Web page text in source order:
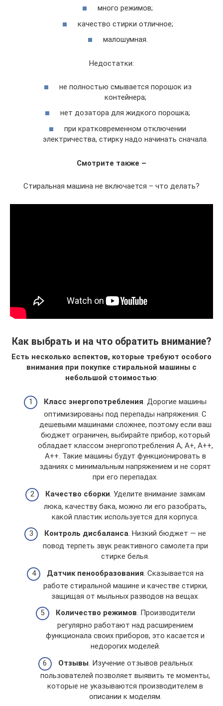
много режимов;
качество стирки отличное;
малошумная.
Недостатки:
не полностью смывается порошок из
контейнера;
нет дозатора для жидкого порошка;
при кратковременном отключении
электричества, стирку надо начинать сначала.
Смотрите также –
Стиральная машина не включается – что делать?
Как выбрать и на что обратить внимание?
Есть несколько аспектов, которые требуют особого
внимания при покупке стиральной машины с
небольшой стоимостью:
Класс энергопотребления. Дорогие машины
оптимизированы под перепады напряжения. С
дешевыми машинами сложнее, поэтому если ваш
бюджет ограничен, выбирайте прибор, который
обладает классом энергопотребления А, А+, А++,
А++. Такие машины будут функционировать в
зданиях с минимальным напряжением и не сорят
при его перепадах.
Качество сборки . Уделите внимание замкам
люка, качеству бака, можно ли его разобрать,
какой пластик используется для корпуса.
Контроль дисбаланса. Низкий бюджет — не
повод терпеть звук реактивного самолета при
стирке белья.
Датчик пенообразования . Сказывается на
работе стиральной машине и качестве стирки,
защищая от мыльных разводов на вещах.
Количество режимов. Производители
регулярно работают над расширением
функционала своих приборов, это касается и
недорогих моделей.
Отзывы . Изучение отзывов реальных
пользователей позволяет выявить те моменты,
которые не указываются производителем в
описании к моделям.